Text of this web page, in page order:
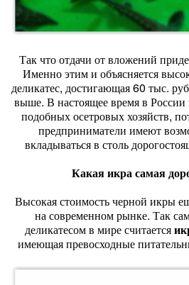
Так что отдачи от вложений
Именно этим и объясняется
деликатес, достигающая 60 тыс.
выше. В настоящее время в России
подобных осетровых хозяйств,
предприниматели имеют
вкладываться в столь
Какая икра самая
Высокая стоимость черной икры
на современном рынке. Так
деликатесом в мире считается
имеющая превосходные